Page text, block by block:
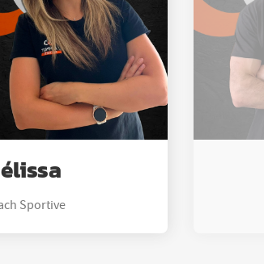
Sportive